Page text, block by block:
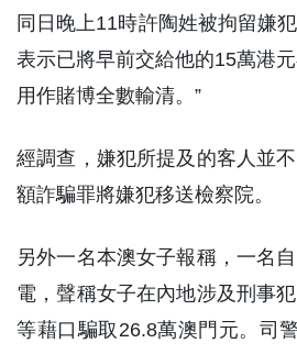
同日晚上11時許陶姓被拘留嫌
表示已將早前交給他的15萬港
用作賭博全數輸清。”
經調查，嫌犯所提及的客人並
額詐騙罪將嫌犯移送檢察院。
另外一名本澳女子報稱，一名
電，聲稱女子在內地涉及刑事
等藉口騙取26.8萬澳門元。司